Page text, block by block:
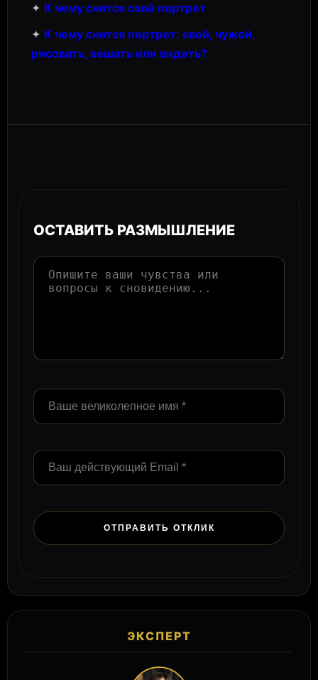
✦ К чему снится свой портрет
✦ К чему снится портрет: свой, чужой,
рисовать, вешать или видеть?
ОСТАВИТЬ РАЗМЫШЛЕНИЕ
ЭКСПЕРТ